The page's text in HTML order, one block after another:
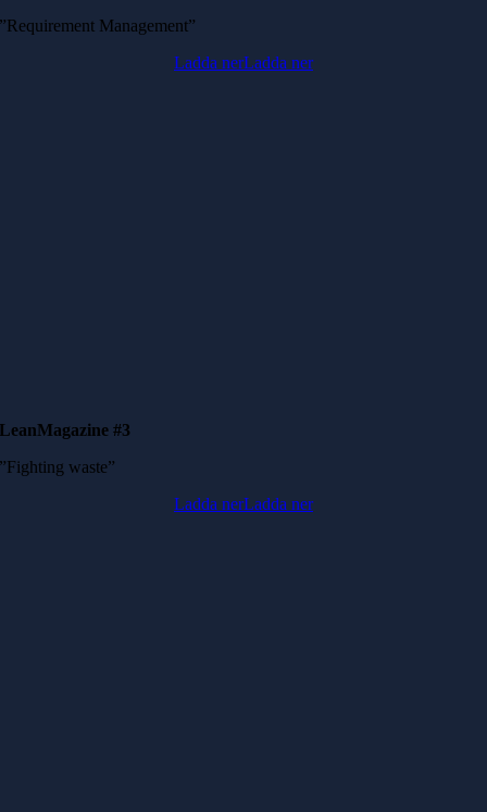
”Requirement Management”
Ladda nerLadda ner
LeanMagazine #3
”Fighting waste”
Ladda nerLadda ner